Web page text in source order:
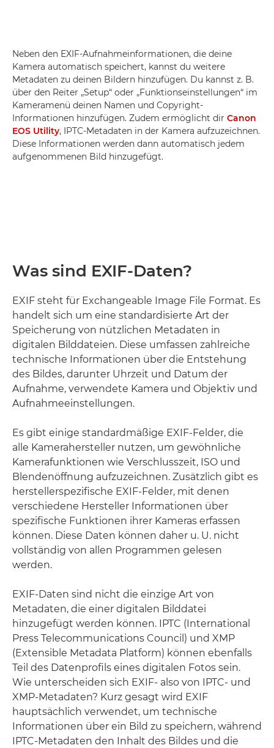
Neben den EXIF-Aufnahmeinformationen, die deine
Kamera automatisch speichert, kannst du weitere
Metadaten zu deinen Bildern hinzufügen. Du kannst z. B.
über den Reiter „Setup“ oder „Funktionseinstellungen“ im
Kameramenü deinen Namen und Copyright-
Informationen hinzufügen. Zudem ermöglicht dir Canon
EOS Utility, IPTC-Metadaten in der Kamera aufzuzeichnen.
Diese Informationen werden dann automatisch jedem
aufgenommenen Bild hinzugefügt.
Was sind EXIF-Daten?
EXIF steht für Exchangeable Image File Format. Es
handelt sich um eine standardisierte Art der
Speicherung von nützlichen Metadaten in
digitalen Bilddateien. Diese umfassen zahlreiche
technische Informationen über die Entstehung
des Bildes, darunter Uhrzeit und Datum der
Aufnahme, verwendete Kamera und Objektiv und
Aufnahmeeinstellungen.
Es gibt einige standardmäßige EXIF-Felder, die
alle Kamerahersteller nutzen, um gewöhnliche
Kamerafunktionen wie Verschlusszeit, ISO und
Blendenöffnung aufzuzeichnen. Zusätzlich gibt es
herstellerspezifische EXIF-Felder, mit denen
verschiedene Hersteller Informationen über
spezifische Funktionen ihrer Kameras erfassen
können. Diese Daten können daher u. U. nicht
vollständig von allen Programmen gelesen
werden.
EXIF-Daten sind nicht die einzige Art von
Metadaten, die einer digitalen Bilddatei
hinzugefügt werden können. IPTC (International
Press Telecommunications Council) und XMP
(Extensible Metadata Platform) können ebenfalls
Teil des Datenprofils eines digitalen Fotos sein.
Wie unterscheiden sich EXIF- also von IPTC- und
XMP-Metadaten? Kurz gesagt wird EXIF
hauptsächlich verwendet, um technische
Informationen über ein Bild zu speichern, während
IPTC-Metadaten den Inhalt des Bildes und die